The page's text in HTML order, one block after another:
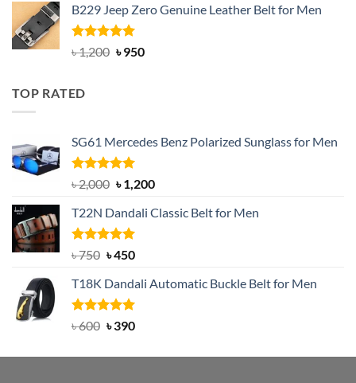
was:
৳ 3,000.
is:
B229 Jeep Zero Genuine Leather Belt for Men
Rated4.92
out of 5
৳1,200 Original
৳950Current
TOP RATED
SG61 Mercedes Benz Polarized Sunglass for Men
Rated5.00
out of 5
৳2,000 Original
was:
৳ 2,000.
৳1,200Current
is:
T22N Dandali Classic Belt for Men
Rated5.00
৳750 Original
was:
৳ 750.
৳450Current
is:
৳ 450.
T18K Dandali Automatic Buckle Belt for Men
Rated5.00
৳600 Original
was:
৳390Current
is: